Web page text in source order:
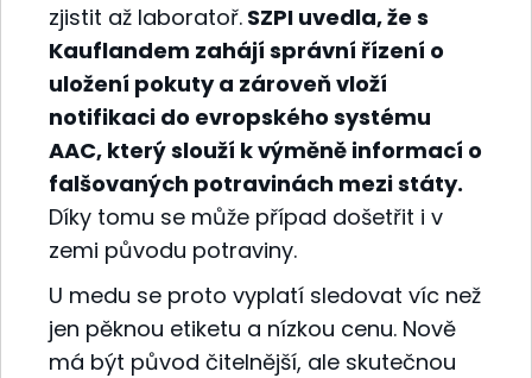
zjistit až laboratoř. SZPI uvedla, že s
Kauflandem zahájí správní řízení o
uložení pokuty a zároveň vloží
notifikaci do evropského systému
AAC, který slouží k výměně informací o
falšovaných potravinách mezi státy.
Díky tomu se může případ došetřit i v
zemi původu potraviny.
U medu se proto vyplatí sledovat víc než
jen pěknou etiketu a nízkou cenu. Nově
má být původ čitelnější, ale skutečnou